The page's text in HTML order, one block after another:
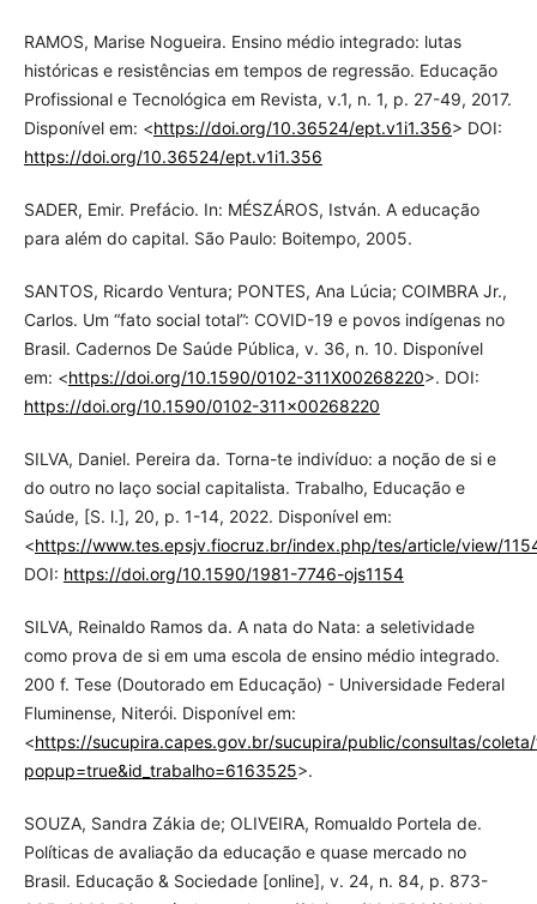
RAMOS, Marise Nogueira. Ensino médio integrado: lutas
históricas e resistências em tempos de regressão. Educação
Profissional e Tecnológica em Revista, v.1, n. 1, p. 27-49, 2017.
Disponível em: <https://doi.org/10.36524/ept.v1i1.356> DOI:
https://doi.org/10.36524/ept.v1i1.356
SADER, Emir. Prefácio. In: MÉSZÁROS, István. A educação
para além do capital. São Paulo: Boitempo, 2005.
SANTOS, Ricardo Ventura; PONTES, Ana Lúcia; COIMBRA Jr.,
Carlos. Um “fato social total”: COVID-19 e povos indígenas no
Brasil. Cadernos De Saúde Pública, v. 36, n. 10. Disponível
em: <https://doi.org/10.1590/0102-311X00268220>. DOI:
https://doi.org/10.1590/0102-311x00268220
SILVA, Daniel. Pereira da. Torna-te indivíduo: a noção de si e
do outro no laço social capitalista. Trabalho, Educação e
Saúde, [S. l.], 20, p. 1-14, 2022. Disponível em:
<https://www.tes.epsjv.fiocruz.br/index.php/tes/article/view/
DOI: https://doi.org/10.1590/1981-7746-ojs1154
SILVA, Reinaldo Ramos da. A nata do Nata: a seletividade
como prova de si em uma escola de ensino médio integrado.
200 f. Tese (Doutorado em Educação) - Universidade Federal
Fluminense, Niterói. Disponível em:
<https://sucupira.capes.gov.br/sucupira/public/consultas/
popup=true&id_trabalho=6163525>.
SOUZA, Sandra Zákia de; OLIVEIRA, Romualdo Portela de.
Políticas de avaliação da educação e quase mercado no
Brasil. Educação & Sociedade [online], v. 24, n. 84, p. 873-